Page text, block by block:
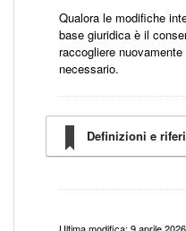
Qualora le modifiche
base giuridica è il
raccogliere
necessario.
Definizioni e